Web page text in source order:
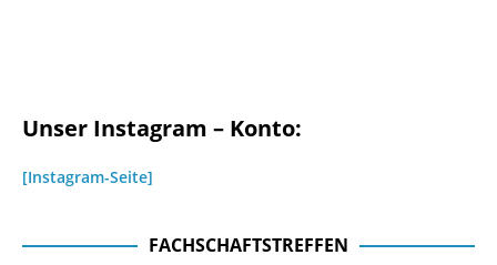
Unser Instagram – Konto:
[Instagram-Seite]
FACHSCHAFTSTREFFEN